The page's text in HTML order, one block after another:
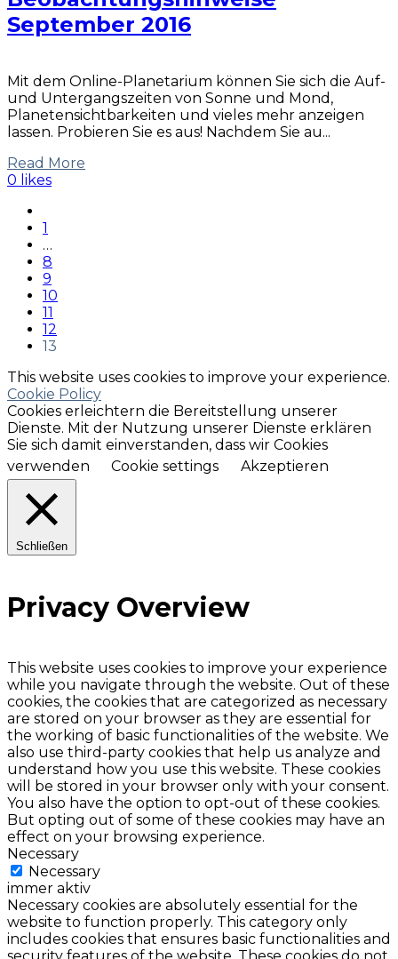
September 2016
Mit dem Online-Planetarium können Sie sich die Auf-
und Untergangszeiten von Sonne und Mond,
Planetensichtbarkeiten und vieles mehr anzeigen
lassen. Probieren Sie es aus! Nachdem Sie au...
Read More
0 likes
1
…
8
9
10
11
12
13
This website uses cookies to improve your experience.
Cookie Policy
Cookies erleichtern die Bereitstellung unserer
Dienste. Mit der Nutzung unserer Dienste erklären
Sie sich damit einverstanden, dass wir Cookies
verwenden
Cookie settings Akzeptieren
Schließen
Privacy Overview
This website uses cookies to improve your experience
while you navigate through the website. Out of these
cookies, the cookies that are categorized as necessary
are stored on your browser as they are essential for
the working of basic functionalities of the website. We
also use third-party cookies that help us analyze and
understand how you use this website. These cookies
will be stored in your browser only with your consent.
You also have the option to opt-out of these cookies.
But opting out of some of these cookies may have an
effect on your browsing experience.
Necessary
Necessary
immer aktiv
Necessary cookies are absolutely essential for the
website to function properly. This category only
includes cookies that ensures basic functionalities and